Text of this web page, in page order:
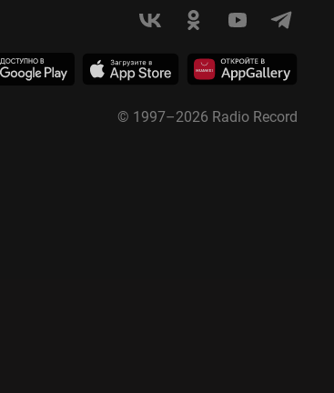
© 1997–2026 Radio Record